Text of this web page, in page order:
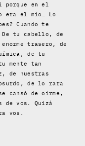
porque en el
era el mío… Lo
Cuando te
De tu cabello, de
trasero, de
de tu
mente tan
de nuestras
de lo rara
cansó de oírme,
de vos. Quizá
vos.